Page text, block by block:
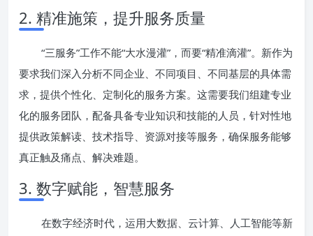
2. 精准施策，提升服务质量
“三服务”工作不能“大水漫灌”，而要“精准滴灌”。新作为
要求我们深入分析不同企业、不同项目、不同基层的具体需
求，提供个性化、定制化的服务方案。这需要我们组建专业
化的服务团队，配备具备专业知识和技能的人员，针对性地
提供政策解读、技术指导、资源对接等服务，确保服务能够
真正触及痛点、解决难题。
3. 数字赋能，智慧服务
在数字经济时代，运用大数据、云计算、人工智能等新